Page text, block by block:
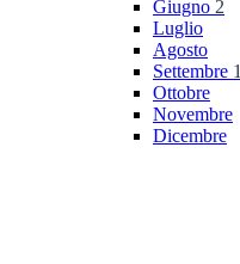
Giugno 2
Luglio
Agosto
Settembre 1
Ottobre
Novembre
Dicembre